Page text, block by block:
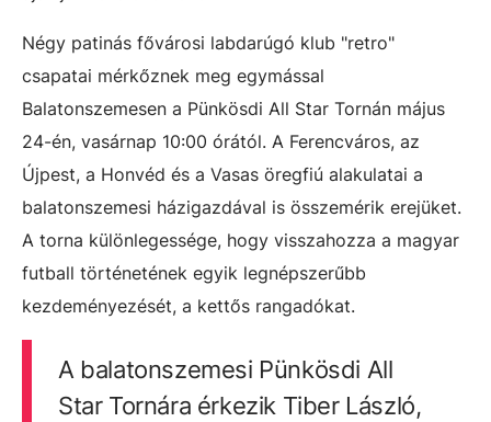
Négy patinás fővárosi labdarúgó klub "retro"
csapatai mérkőznek meg egymással
Balatonszemesen a Pünkösdi All Star Tornán május
24-én, vasárnap 10:00 órától. A Ferencváros, az
Újpest, a Honvéd és a Vasas öregfiú alakulatai a
balatonszemesi házigazdával is összemérik erejüket.
A torna különlegessége, hogy visszahozza a magyar
futball történetének egyik legnépszerűbb
kezdeményezését, a kettős rangadókat.
A balatonszemesi Pünkösdi All
Star Tornára érkezik Tiber László,